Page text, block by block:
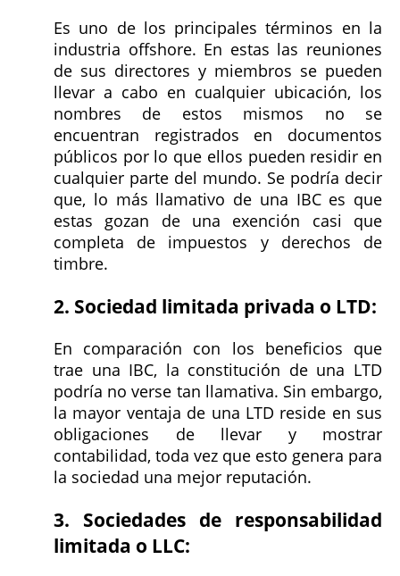
Es uno de los principales términos en la
industria offshore. En estas las reuniones
de sus directores y miembros se pueden
llevar a cabo en cualquier ubicación, los
nombres de estos mismos no se
encuentran registrados en documentos
públicos por lo que ellos pueden residir en
cualquier parte del mundo. Se podría decir
que, lo más llamativo de una IBC es que
estas gozan de una exención casi que
completa de impuestos y derechos de
timbre.
2. Sociedad limitada privada o LTD:
En comparación con los beneficios que
trae una IBC, la constitución de una LTD
podría no verse tan llamativa. Sin embargo,
la mayor ventaja de una LTD reside en sus
obligaciones de llevar y mostrar
contabilidad, toda vez que esto genera para
la sociedad una mejor reputación.
3. Sociedades de responsabilidad
limitada o LLC: